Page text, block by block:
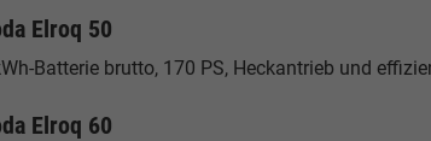
Elroq 50
Batterie brutto, 170 PS, Heckantrieb und
Elroq 60